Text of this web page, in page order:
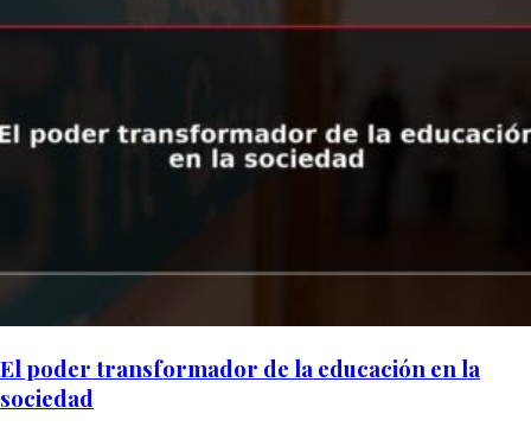
El poder transformador de la educación en la
sociedad